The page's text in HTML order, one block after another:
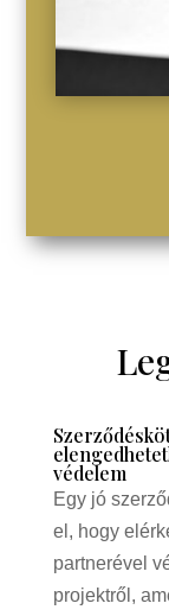
védelem
Egy jó
el, hogy
partnerével
projektről,